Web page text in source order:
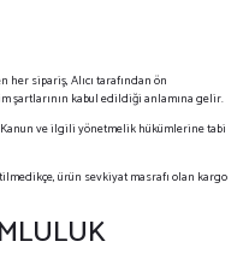
her sipariş, Alıcı tarafından ön
şartlarının kabul edildiği anlamına gelir.
Kanun ve ilgili yönetmelik hükümlerine tabi
ürün sevkiyat masrafı olan kargo